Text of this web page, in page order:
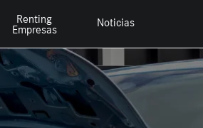
Renting
Empresas
Noticias